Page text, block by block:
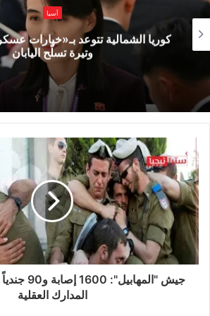
عضوية المجموعة من 5 إلى 10.
وأشار وانغ إلى أن الصين واثقة
البريكس، وأن آلية تعاون البريكس
والتأثير وأصبحت قوة إيجابية
تحقيق منافع في الشؤون الدولية.
وقال إنه بناء على طلب الدول
البريكس توسيع عضويتها، ما يخدم
للأسواق الناشئة والدول النامية،
نحو التعددية القطبية.
وقال المتحدث “سنعمل مع شركاء
آسيا
كوريا الشمالية تتوعد بـ«خيارات
وتيرة تسلّح اليابان
جيش
المدارك العقلية